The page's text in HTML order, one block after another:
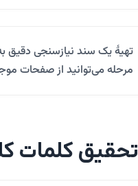
تهیهٔ یک سند نیازسنجی دقیق
مرحله می‌توانید از صفحات
تحقیق کلمات